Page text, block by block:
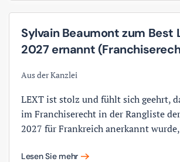
Sylvain Beaumont zum Best
2027 ernannt
Aus der Kanzlei
LEXT ist stolz und fühlt sich geehrt,
im Franchiserecht in der Rangliste
2027 für Frankreich anerkannt
Lesen Sie mehr